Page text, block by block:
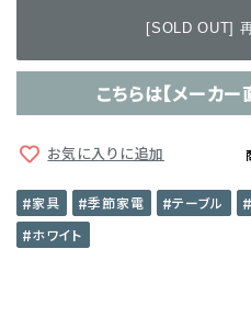
[SOLD OUT]
こちらは【メーカ
お気に入りに追加
家具 季節家電 テーブル
ホワイト